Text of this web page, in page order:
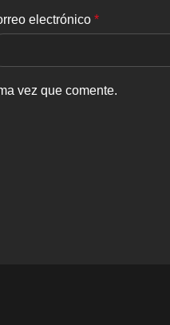
electrónico *
vez que comente.